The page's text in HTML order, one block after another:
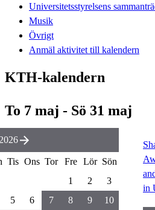
Universitetsstyrelsens
Musik
Övrigt
Anmäl aktivitet till kalendern
KTH-kalendern
To 7 maj - Sö 31 maj
in
Tis Ons Tor Fre Lör Sön
1
2
3
5
6 7 8 9
10